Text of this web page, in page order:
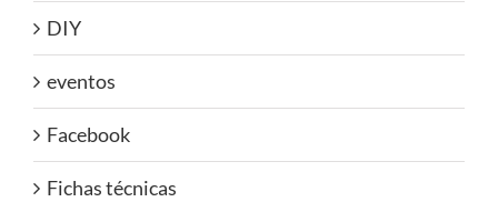
DIY
eventos
Facebook
Fichas técnicas